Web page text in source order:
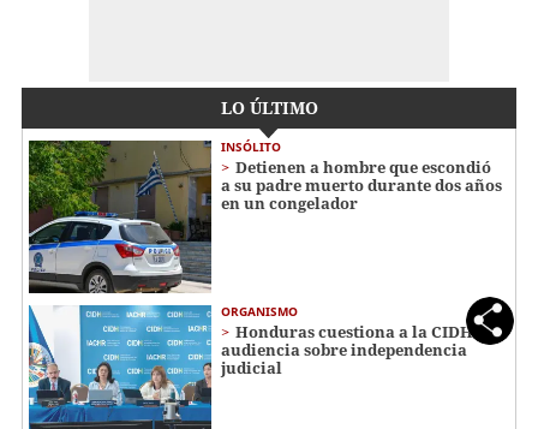
LO ÚLTIMO
INSÓLITO
Detienen a hombre que escondió
a su padre muerto durante dos años
en un congelador
ORGANISMO
Honduras cuestiona a la CIDH en
audiencia sobre independencia
judicial